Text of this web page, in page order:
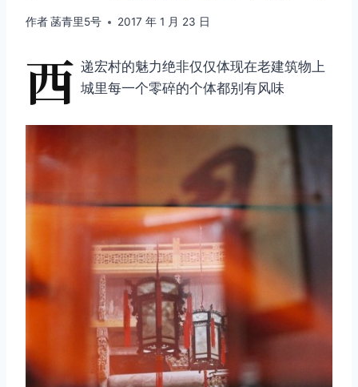
作者菡青里5号 2017 年 1 月 23 日
西 递宏村的魅力绝非仅仅体现在老建筑物上
城里每一个零碎的个体都别有风味